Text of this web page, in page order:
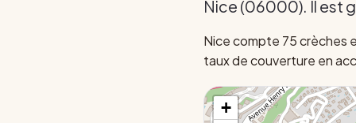
Nice (06000). Il est
Nice compte 75 crèches
taux de couverture en
+